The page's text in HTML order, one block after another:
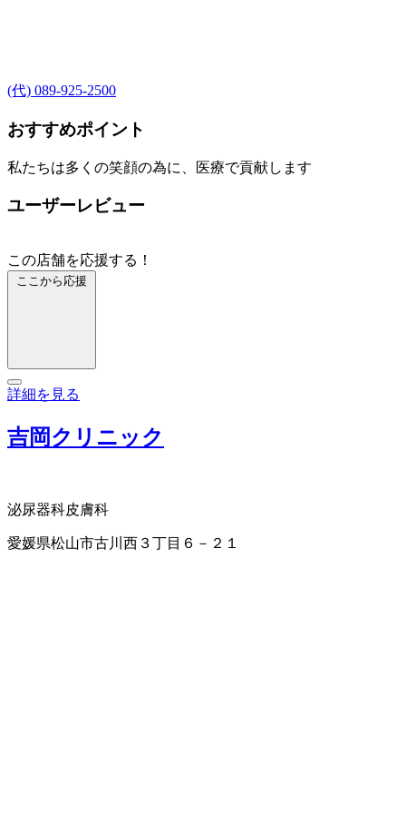
(代) 089-925-2500
おすすめポイント
私たちは多くの笑顔の為に、医療で貢献します
ユーザーレビュー
この店舗を応援する！
ここから応援
詳細を見る
吉岡クリニック
泌尿器科皮膚科
愛媛県松山市古川西３丁目６－２１